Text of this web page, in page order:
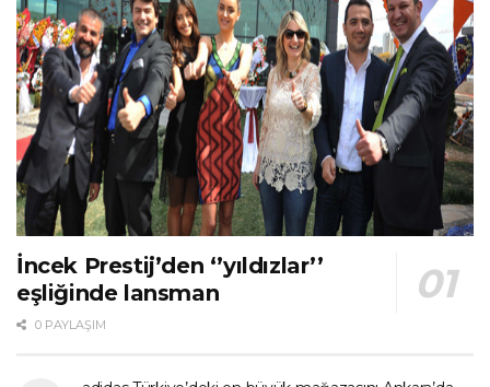
İncek Prestij’den ‘’yıldızlar’’
eşliğinde lansman
0 PAYLAŞIM